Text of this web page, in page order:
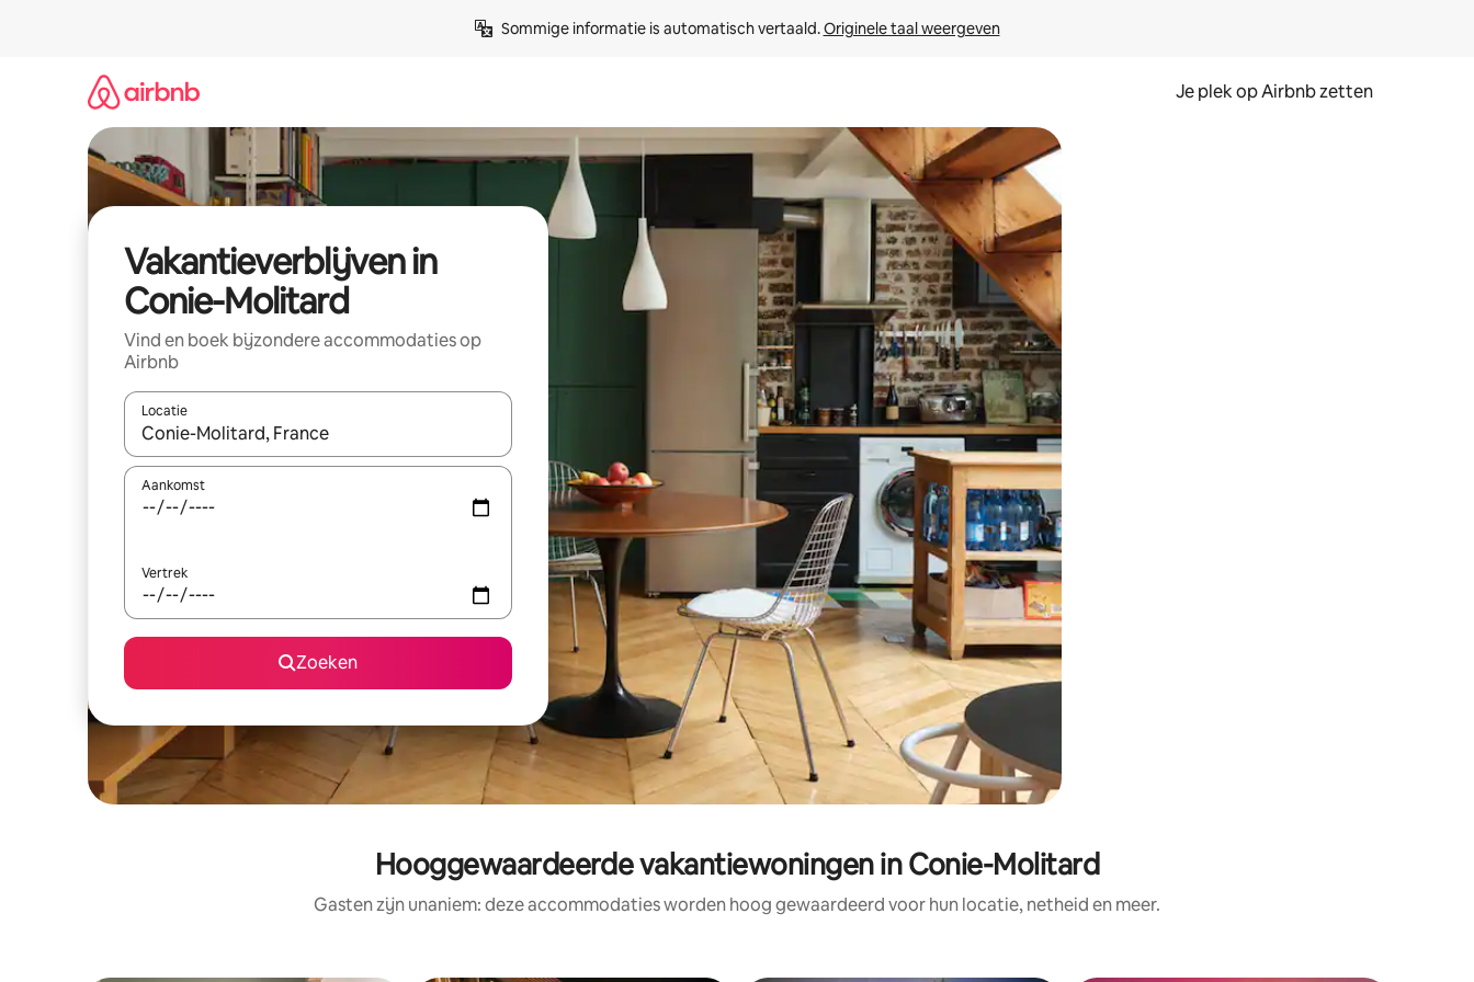
Sommige informatie is automatisch vertaald. Originele taal weergeven
Je plek op Airbnb zetten
Vakantieverblijven in
Conie-Molitard
Vind en boek bijzondere accommodaties op
Airbnb
Locatie
Wanneer er resultaten beschikbaar zijn, maak je een keuze met je de pijltjestoetsen omhoog en omlaag, óf door te tikken of swipen.
Aankomst
Vertrek
Zoeken
Hooggewaardeerde vakantiewoningen in Conie-Molitard
Gasten zijn unaniem: deze accommodaties worden hoog gewaardeerd voor hun locatie, netheid en meer.